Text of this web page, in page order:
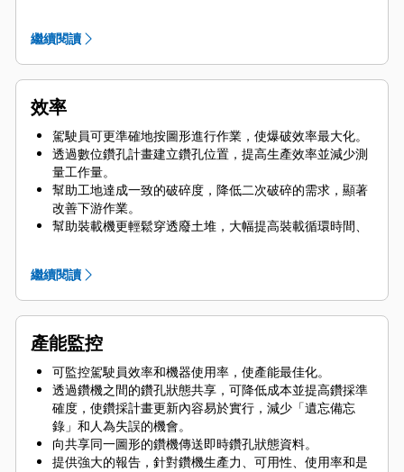
使用駕駛室內顯示器來呈現鑽機與每個預定鑽孔的 GPS 座
標對齊時間點，協助經驗不足的駕駛員能夠落實在設計位
置的公差範圍內進行鑽採，以獲得最佳的裝藥分配與一致
的粉末係數。
繼續閱讀
效率
駕駛員可更準確地按圖形進行作業，使爆破效率最大化。
透過數位鑽孔計畫建立鑽孔位置，提高生產效率並減少測
量工作量。
幫助工地達成一致的破碎度，降低二次破碎的需求，顯著
改善下游作業。
幫助裝載機更輕鬆穿透廢土堆，大幅提高裝載循環時間、
繼續閱讀
產能監控
可監控駕駛員效率和機器使用率，使產能最佳化。
透過鑽機之間的鑽孔狀態共享，可降低成本並提高鑽採準
確度，使鑽採計畫更新內容易於實行，減少「遺忘備忘
錄」和人為失誤的機會。
向共享同一圖形的鑽機傳送即時鑽孔狀態資料。
提供強大的報告，針對鑽機生產力、可用性、使用率和是